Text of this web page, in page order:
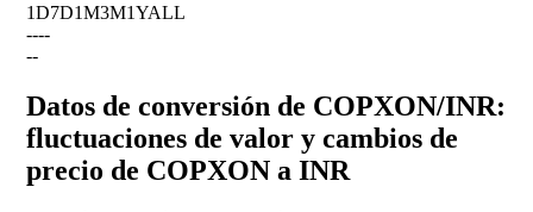
1D7D1M3M1YALL
----
--
Datos de conversión de COPXON/INR:
fluctuaciones de valor y cambios de
precio de COPXON a INR